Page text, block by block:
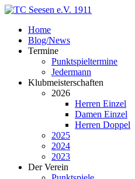
Home
Blog/News
Termine
Punktspieltermine
Jedermann
Klubmeisterschaften
2026
Herren Einzel
Damen Einzel
Herren Doppel
2025
2024
2023
Der Verein